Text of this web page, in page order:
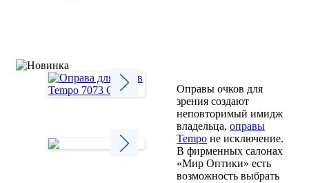
Оправы очков для
зрения создают
неповторимый имидж
владельца,оправы
Tempo не исключение.
В фирменных салонах
«Мир Оптики» есть
возможность выбрать